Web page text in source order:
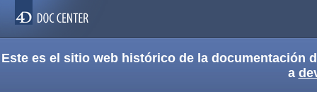
Este es el sitio web histórico de la documentación
a